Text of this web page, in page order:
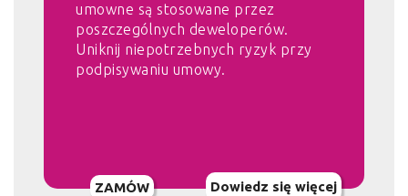
umowne są stosowane przez
poszczególnych deweloperów.
Uniknij niepotrzebnych ryzyk przy
podpisywaniu umowy.
ZAMÓW Dowiedz się więcej